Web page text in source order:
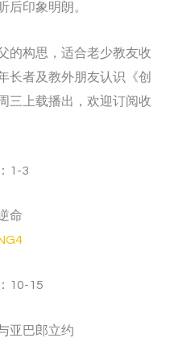
后印象明朗。
的构思，适合老少教友收
长者及教外朋友认识《创
三上载播出，欢迎订阅收
1-3
命
10-15
亚巴郎立约